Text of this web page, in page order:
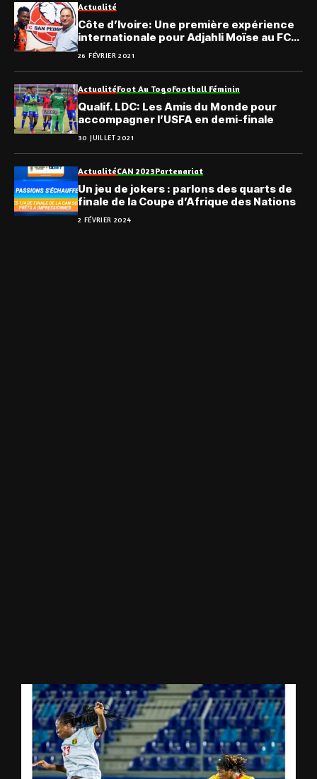
Actualité
Côte d’Ivoire: Une première expérience
internationale pour Adjahli Moïse au FC
San Pedro
26 FÉVRIER 2021
ActualitéFoot Au TogoFootball Féminin
Qualif. LDC: Les Amis du Monde pour
accompagner l’USFA en demi-finale
30 JUILLET 2021
ActualitéCAN 2023Partenariat
Un jeu de jokers : parlons des quarts de
finale de la Coupe d’Afrique des Nations
2 FÉVRIER 2024